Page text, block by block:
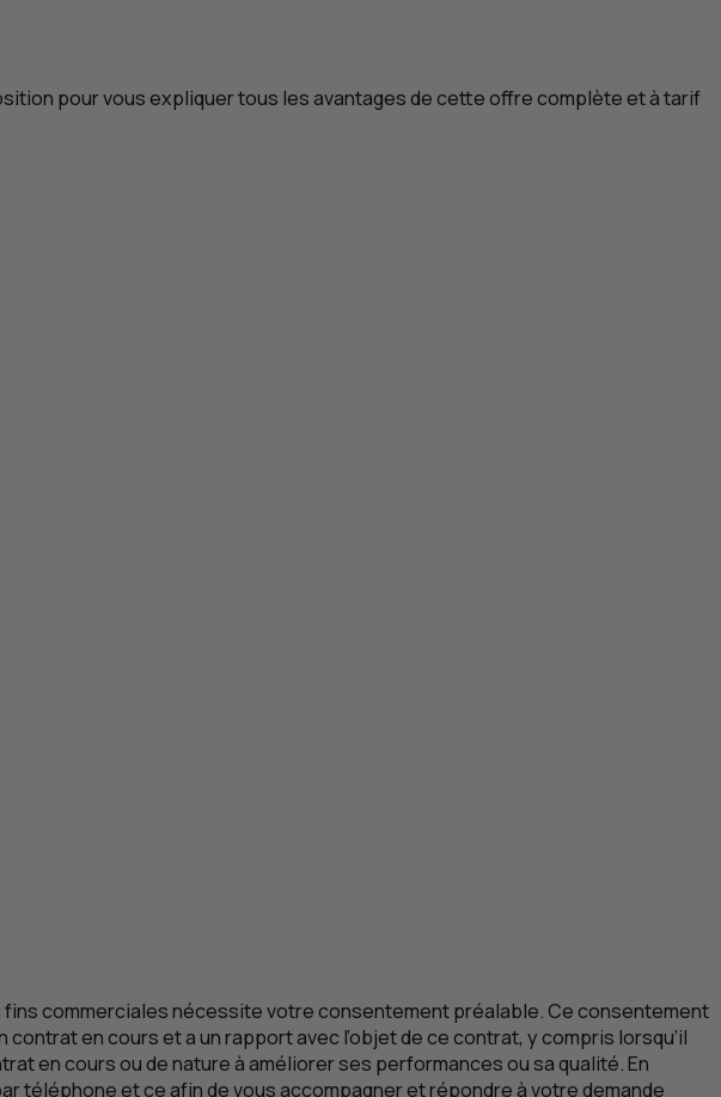
pour vous expliquer tous les avantages de cette offre complète et à tarif
commerciales nécessite votre consentement préalable. Ce consentement
en cours et a un rapport avec l’objet de ce contrat, y compris lorsqu’il
en cours ou de nature à améliorer ses performances ou sa qualité. En
téléphone et ce afin de vous accompagner et répondre à votre demande